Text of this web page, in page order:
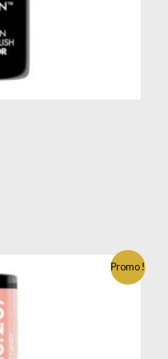
Promo !